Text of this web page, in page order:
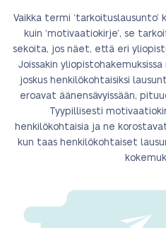
Vaikka termi
kuin ‘motivaatiokirje’, se
sekoita, jos näet, että eri
Joissakin
joskus henkilökohtaisiksi
eroavat äänensävyissään,
Tyypillisesti
henkilökohtaisia ja ne
kun taas henkilökohtaiset